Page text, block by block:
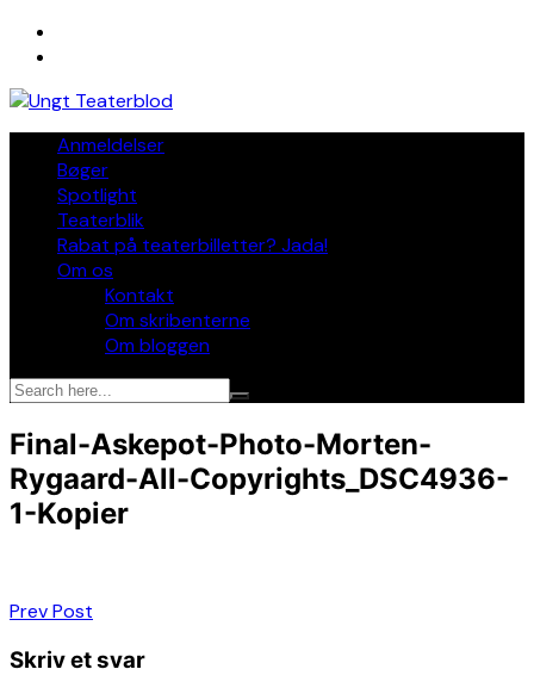
Skip
Anmeldelser
Bøger
Spotlight
Teaterblik
Rabat på teaterbilletter? Jada!
Om os
Kontakt
Om skribenterne
Om bloggen
Final-Askepot-Photo-Morten-
Rygaard-All-Copyrights_DSC4936-
1-Kopier
Indlægsnavigation
Prev Post
Skriv et svar